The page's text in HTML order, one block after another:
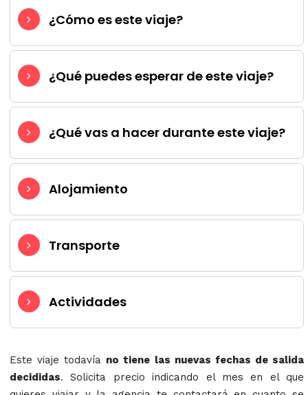
¿Cómo es este viaje?
¿Qué puedes esperar de este viaje?
¿Qué vas a hacer durante este viaje?
Alojamiento
Transporte
Actividades
Este viaje todavía no tiene las nuevas fechas de salida
decididas. Solicita precio indicando el mes en el que